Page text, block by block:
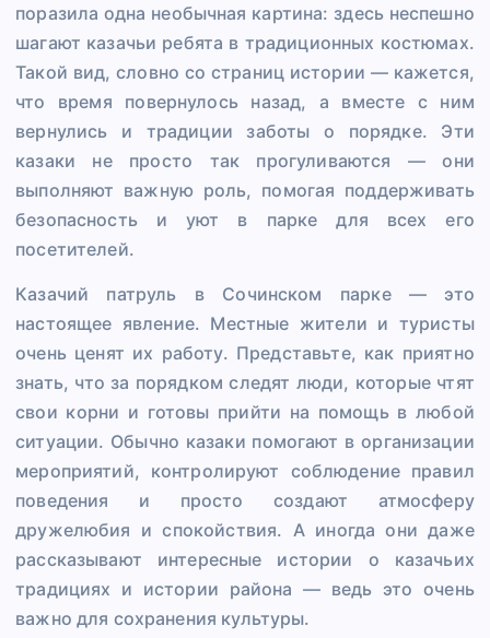
поразила одна необычная картина: здесь неспешно
шагают казачьи ребята в традиционных костюмах.
Такой вид, словно со страниц истории — кажется,
что время повернулось назад, а вместе с ним
вернулись и традиции заботы о порядке. Эти
казаки не просто так прогуливаются — они
выполняют важную роль, помогая поддерживать
безопасность и уют в парке для всех его
посетителей.
Казачий патруль в Сочинском парке — это
настоящее явление. Местные жители и туристы
очень ценят их работу. Представьте, как приятно
знать, что за порядком следят люди, которые чтят
свои корни и готовы прийти на помощь в любой
ситуации. Обычно казаки помогают в организации
мероприятий, контролируют соблюдение правил
поведения и просто создают атмосферу
дружелюбия и спокойствия. А иногда они даже
рассказывают интересные истории о казачьих
традициях и истории района — ведь это очень
важно для сохранения культуры.